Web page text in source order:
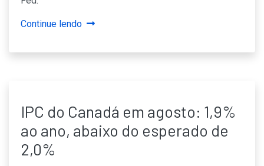
Continue lendo
IPC do Canadá em agosto: 1,9%
ao ano, abaixo do esperado de
2,0%